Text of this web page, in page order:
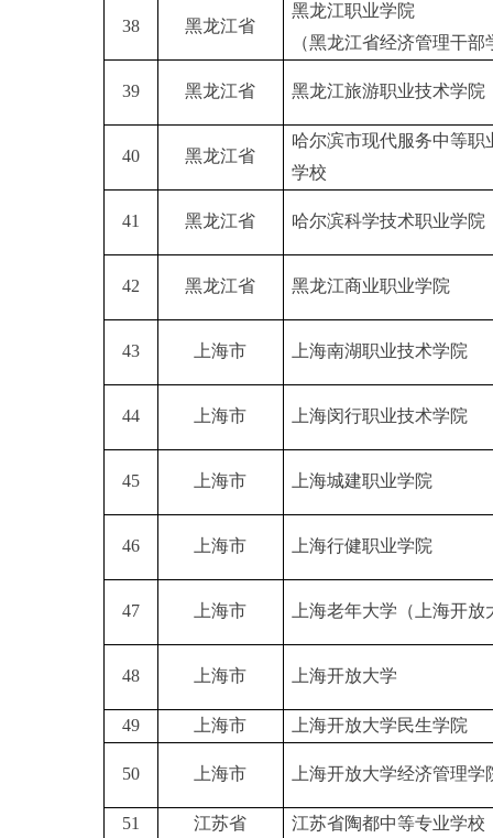
38 黑龙江省
黑龙江职业学院
（黑龙江省经济管理干部
39 黑龙江省 黑龙江旅游职业技术学院
40 黑龙江省
哈尔滨市现代服务中等职
学校
41 黑龙江省 哈尔滨科学技术职业学院
42 黑龙江省 黑龙江商业职业学院
43 上海市 上海南湖职业技术学院
44 上海市 上海闵行职业技术学院
45 上海市 上海城建职业学院
46 上海市 上海行健职业学院
47 上海市 上海老年大学（上海开放
48 上海市 上海开放大学
49 上海市 上海开放大学民生学院
50 上海市 上海开放大学经济管理学
51 江苏省 江苏省陶都中等专业学校